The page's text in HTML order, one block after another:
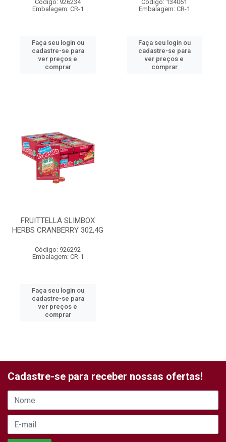
Código: 926234
Embalagem: CR-1
Faça seu login ou
cadastre-se para
ver preços e
comprar
Código: 134061
Embalagem: CR-1
Faça seu login ou
cadastre-se para
ver preços e
comprar
FRUITTELLA SLIMBOX
HERBS CRANBERRY 302,4G
Código: 926292
Embalagem: CR-1
Faça seu login ou
cadastre-se para
ver preços e
comprar
Cadastre-se para receber nossas ofertas!